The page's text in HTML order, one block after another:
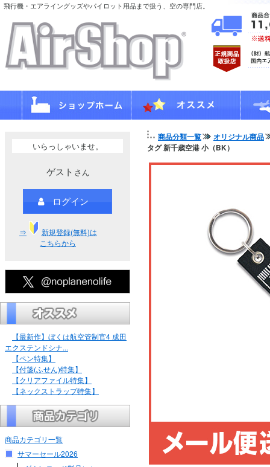
飛行機・エアライングッズやパイロット用品まで扱う、空の専門店。
いらっしゃいませ。
ゲスト さん
ログイン
⇒
新規登録(無料)は
こちらから
【最新作】ぼくは航空管制官4 成田
エクステンドシナ...
【ペン特集】
【付箋(ふせん)特集】
【クリアファイル特集】
【ネックストラップ特集】
商品カテゴリ一覧
サマーセール2026
商品分類一覧
オリジナル商品
タグ 新千歳空港 小（BK）